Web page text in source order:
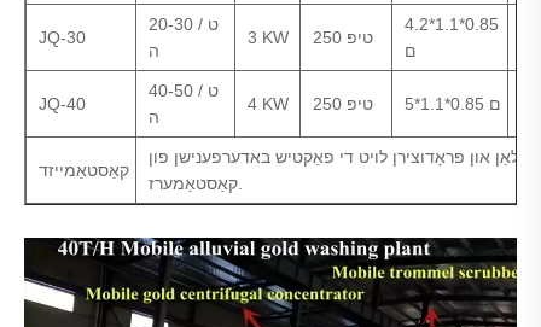
JQ-30
20-30 ט /
ה
3 KW 250 טיפּ
4.2*1.1*0.85
ם
JQ-40
40-50 ט /
ה
4 KW 250 טיפּ 5*1.1*0.85 ם
קאַסטאַמייזד
פּלאַן און פּראָדוצירן לויט די פאַקטיש באדערפענישן פון